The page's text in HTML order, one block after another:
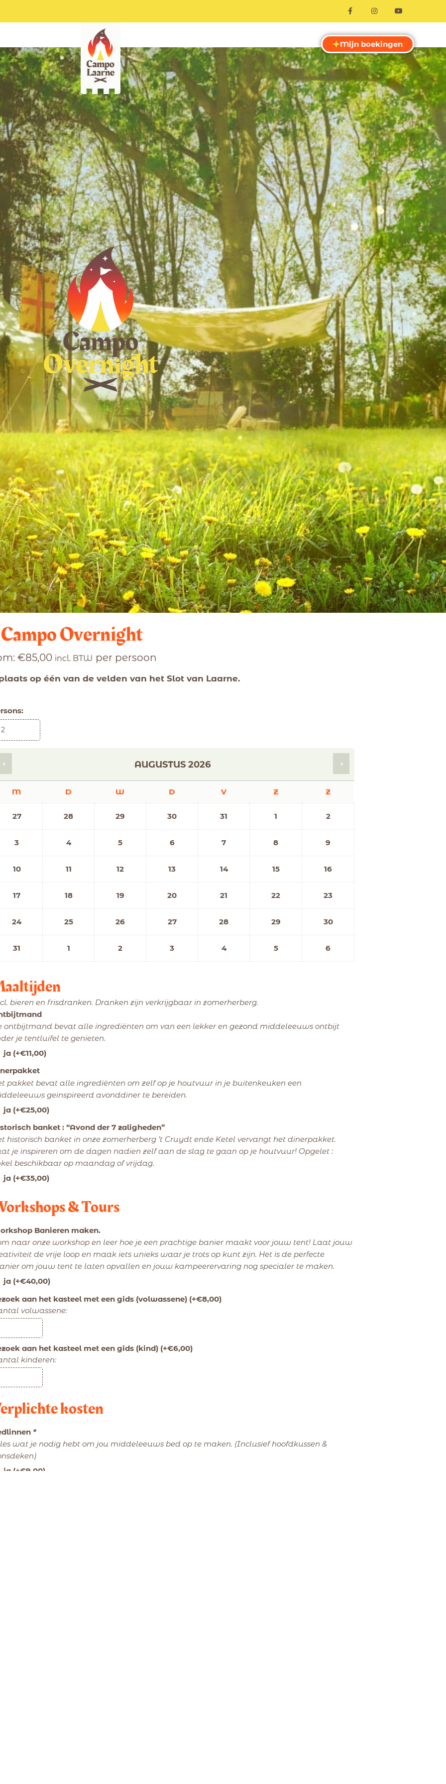
Mijn boekingen
Campo Overnight
€85,00 incl. BTW per persoon
op één van de velden van het Slot van Laarne.
AUGUSTUS 2026
M D W D V Z Z
27 28 29 30 31 1 2
3 4 5 6 7 8 9
10 11 12 13 14 15 16
17 18 19 20 21 22 23
24 25 26 27 28 29 30
31 1 2 3 4 5 6
bieren en frisdranken. Dranken zijn verkrijgbaar in zomerherberg.
ontbijtmand bevat alle ingrediënten om van een lekker en gezond middeleeuws ontbijt
je tentluifel te genieten.
ja (+€11,00)
pakket bevat alle ingrediënten om zelf op je houtvuur in je buitenkeuken een
geinspireerd avonddiner te bereiden.
ja (+€25,00)
banket : “Avond der 7 zaligheden”
historisch banket in onze zomerherberg ’t Cruydt ende Ketel vervangt het dinerpakket.
je inspireren om de dagen nadien zelf aan de slag te gaan op je houtvuur! Opgelet :
beschikbaar op maandag of vrijdag.
ja (+€35,00)
& Tours
Banieren maken.
naar onze workshop en leer hoe je een prachtige banier maakt voor jouw tent! Laat jouw
de vrije loop en maak iets unieks waar je trots op kunt zijn. Het is de perfecte
om jouw tent te laten opvallen en jouw kampeerervaring nog specialer te maken.
ja (+€40,00)
aan het kasteel met een gids (volwassene) (+€8,00)
volwassene:
aan het kasteel met een gids (kind) (+€6,00)
kinderen:
kosten
*
wat je nodig hebt om jou middeleeuws bed op te maken. (Inclusief hoofdkussen &
ja (+€9,00)